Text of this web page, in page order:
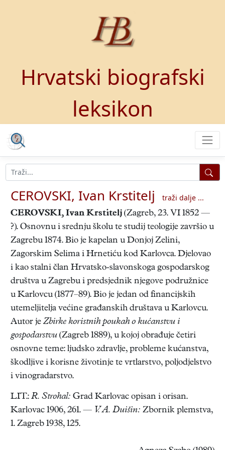
Hrvatski biografski
leksikon
CEROVSKI, Ivan Krstitelj
traži dalje ...
CEROVSKI, Ivan Krstitelj (Zagreb, 23. VI 1852 —
?). Osnovnu i srednju školu te studij teologije završio u
Zagrebu 1874. Bio je kapelan u Donjoj Zelini,
Zagorskim Selima i Hrnetiću kod Karlovca. Djelovao
i kao stalni član Hrvatsko-slavonskoga gospodarskog
društva u Zagrebu i predsjednik njegove podružnice
u Karlovcu (1877–89). Bio je jedan od financijskih
utemeljitelja većine građanskih društava u Karlovcu.
Autor je Zbirke koristnih poukah o kućanstvu i
gospodarstvu (Zagreb 1889), u kojoj obrađuje četiri
osnovne teme: ljudsko zdravlje, probleme kućanstva,
škodljive i korisne životinje te vrtlarstvo, poljodjelstvo
i vinogradarstvo.
LIT.: R. Strohal: Grad Karlovac opisan i orisan.
Karlovac 1906, 261. — V. A. Duišin: Zbornik plemstva,
1. Zagreb 1938, 125.